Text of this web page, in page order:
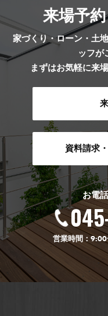
来場予
家づくり・ローン・土
ッフが
まずはお気軽に来
資料請求
お電
営業時間：